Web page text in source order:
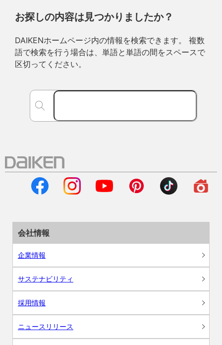
お探しの内容は見つかりましたか？
DAIKENホームページ内の情報を検索できます。 複数
語で検索を行う場合は、単語と単語の間をスペースで
区切ってください。
会社情報
企業情報
サステナビリティ
採用情報
ニュースリリース